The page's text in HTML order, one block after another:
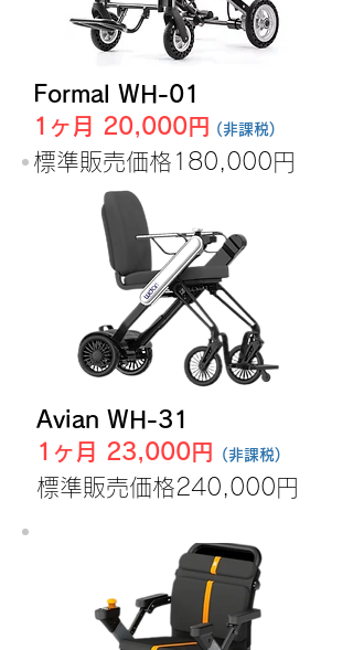
Formal WH-01
1ヶ月 20,000円
(非課税)
​標準販売価格180,000円
Avian WH-31
1ヶ月 23,000円
(非課税)
​標準販売価格240,000円